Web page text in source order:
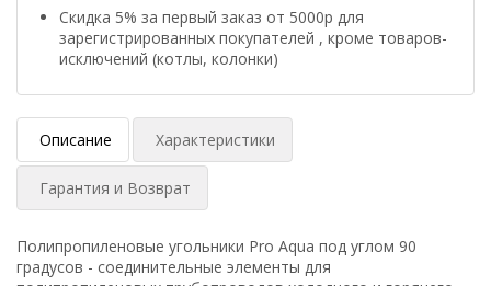
Скидка 5% за первый заказ от 5000р для
зарегистрированных покупателей , кроме товаров-
исключений (котлы, колонки)
Описание Характеристики
Гарантия и Возврат
Полипропиленовые угольники Pro Aqua под углом 90
градусов - соединительные элементы для